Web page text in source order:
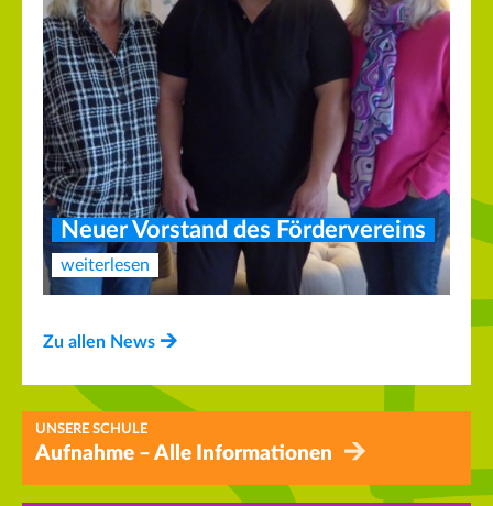
Neuer Vorstand des Fördervereins
weiterlesen
Zu allen News
UNSERE SCHULE
Aufnahme – Alle Informationen